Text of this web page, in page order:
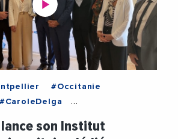
#Occitanie
#CaroleDelga
#MichaelDelafosse
son Institut